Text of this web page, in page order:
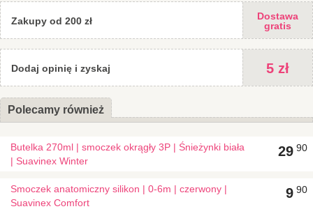
Zakupy od 200 zł
Dostawa
gratis
Dodaj opinię i zyskaj 5 zł
Polecamy również
Butelka 270ml | smoczek okrągły 3P | Śnieżynki biała
| Suavinex Winter
29 90
Smoczek anatomiczny silikon | 0-6m | czerwony |
Suavinex Comfort
9 90